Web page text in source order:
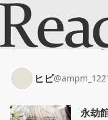
永劫館超
ホーム
ヒビ
ヒビ@
永劫